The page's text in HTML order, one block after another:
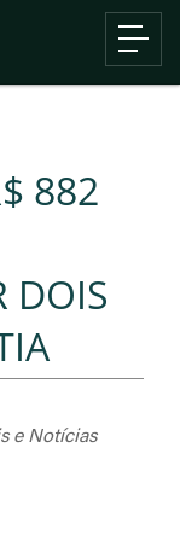
882
DOIS
e Notícias